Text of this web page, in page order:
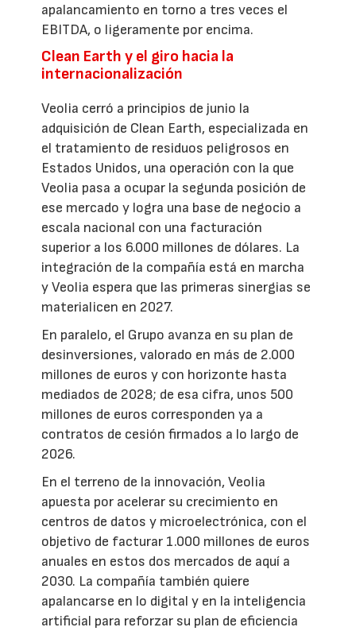
apalancamiento en torno a tres veces el
EBITDA, o ligeramente por encima.
Clean Earth y el giro hacia la
internacionalización
Veolia cerró a principios de junio la
adquisición de Clean Earth, especializada en
el tratamiento de residuos peligrosos en
Estados Unidos, una operación con la que
Veolia pasa a ocupar la segunda posición de
ese mercado y logra una base de negocio a
escala nacional con una facturación
superior a los 6.000 millones de dólares. La
integración de la compañía está en marcha
y Veolia espera que las primeras sinergias se
materialicen en 2027.
En paralelo, el Grupo avanza en su plan de
desinversiones, valorado en más de 2.000
millones de euros y con horizonte hasta
mediados de 2028; de esa cifra, unos 500
millones de euros corresponden ya a
contratos de cesión firmados a lo largo de
2026.
En el terreno de la innovación, Veolia
apuesta por acelerar su crecimiento en
centros de datos y microelectrónica, con el
objetivo de facturar 1.000 millones de euros
anuales en estos dos mercados de aquí a
2030. La compañía también quiere
apalancarse en lo digital y en la inteligencia
artificial para reforzar su plan de eficiencia